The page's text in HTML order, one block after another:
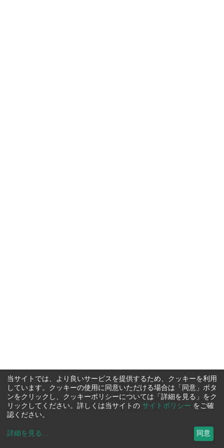
当サイトでは、より良いサービスを提供するため、クッキーを利用
しています。クッキーの使用に同意いただける場合は「同意」ボタ
ンをクリックし、クッキーポリシーについては「詳細を見る」をク
リックしてください。詳しくは当サイトの サイトポリシー をご確
認ください。
詳細を見る ... 同意